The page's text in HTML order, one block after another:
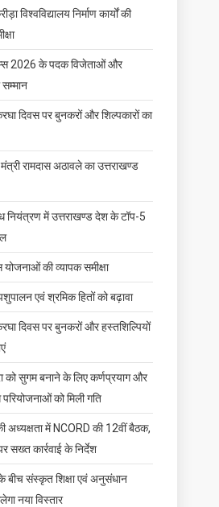
विश्वविद्यालय निर्माण कार्यों की
2026 के पदक विजेताओं और
सम्मान
दिवस पर बुनकरों और शिल्पकारों का
रामदास अठावले का उत्तराखण्ड
नियंत्रण में उत्तराखण्ड देश के टॉप-5
की व्यापक समीक्षा
एवं श्रमिक हितों को बढ़ावा
दिवस पर बुनकरों और हस्तशिल्पियों
को सुगम बनाने के लिए कर्णप्रयाग और
परियोजनाओं को मिली गति
अध्यक्षता में NCORD की 12वीं बैठक,
सख्त कार्रवाई के निर्देश
बीच संस्कृत शिक्षा एवं अनुसंधान
नया विस्तार